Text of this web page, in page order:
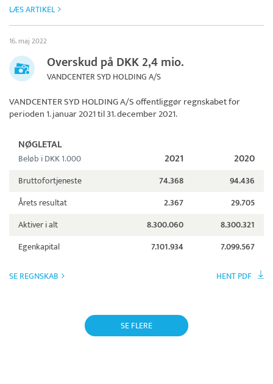
LÆS ARTIKEL
16. maj 2022
Overskud på DKK 2,4 mio.
VANDCENTER SYD HOLDING A/S
VANDCENTER SYD HOLDING A/Soffentliggør regnskabet for
perioden 1. januar 2021 til 31. december 2021.
NØGLETAL
Beløb i DKK 1.000 2021 2020
Bruttofortjeneste 74.368
94.436
Årets resultat
2.367
29.705
Aktiver i alt
8.300.060
8.300.321
Egenkapital
7.101.934 7.099.567
SE REGNSKAB HENT PDF
SE FLERE